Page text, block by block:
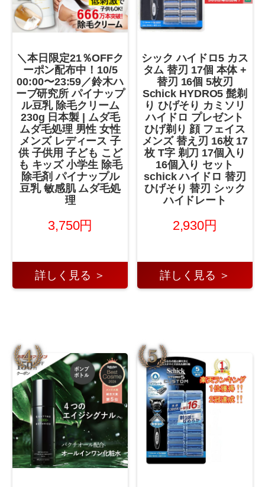
＼本日限定21％OFFク
ーポン配布中！10/5
00:00〜23:59／鈴木ハ
ーブ研究所 パイナップ
ル豆乳 除毛クリーム
230g 日本製 | ムダ毛
ムダ毛処理 男性 女性
メンズ レディース 子
供 子供用 子ども こど
も キッズ 小学生 除毛
除毛剤 パイナップル
豆乳 敏感肌 ムダ毛処
理
3,750円
詳しく見る ＞
シック ハイドロ5 カス
タム 替刃 17個 本体 +
替刃 16個 5枚刃
Schick HYDRO5 髭剃
り ひげそり カミソリ
ハイドロ プレゼント
ひげ剃り 顔 フェイス
メンズ 替え刃 16枚 17
枚 T字 剃刀 17個入り
16個入り セット
schick ハイドロ 替刃
ひげそり 替刃 シック
ハイドレート
2,930円
詳しく見る ＞